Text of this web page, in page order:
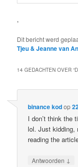
,
Dit bericht werd
Tjeu & Jeanne van
14 GEDACHTEN OVER “
binance kodop
I don’t think the
lol. Just kidding,
reading the
Antwoorden ↓